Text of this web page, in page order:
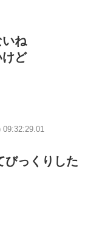
ね
ど
09:32:29.01
びっくりした